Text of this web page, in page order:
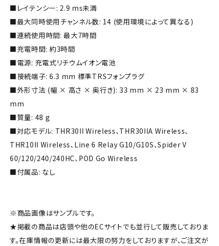
■レイテンシー: 2.9 ms未満
■最大同時使用チャンネル数: 14 (使用環境によって異なる)
■連続使用時間: 最大7時間
■充電時間: 約3時間
■電源: 充電式リチウムイオン電池
■接続端子: 6.3 mm 標準TRSフォンプラグ
■外形寸法 (幅 × 高さ × 奥行き): 33 mm × 23 mm × 83
mm
■質量: 48 g
■対応モデル: THR30II Wireless、THR30IIA Wireless、
THR10II Wireless、Line 6 Relay G10/G10S、Spider V
60/120/240/240HC、POD Go Wireless
■付属品: なし
※商品画像はサンプルです。
★掲載の商品は店頭や他のECサイトでも並行して販売しておりま
す。在庫情報の更新には最大限の努力をしておりますが、ご注文が